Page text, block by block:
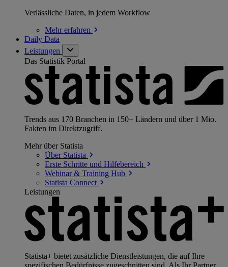
Verlässliche Daten, in jedem Workflow
Mehrerfahren
Daily Data
Leistungen
Das Statistik Portal
Trends aus 170 Branchen in 150+ Ländern und über 1 Mio.
Fakten im Direktzugriff.
Mehr über Statista
Über Statista
Erste Schritte und Hilfebereich
Webinar & Training Hub
Statista Connect
Leistungen
Statista+ bietet zusätzliche Dienstleistungen, die auf Ihre
spezifischen Bedürfnisse zugeschnitten sind. Als Ihr Partner